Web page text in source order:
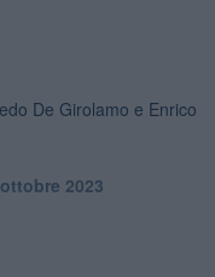
De Girolamo e Enrico
2023